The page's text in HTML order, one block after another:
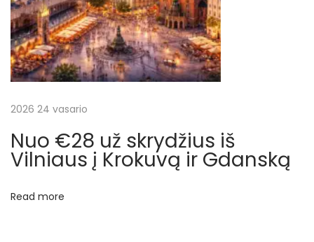
o
n
d
o
o
e
x
1
7
2026 24 vasario
Nuo €28 už skrydžius iš
Vilniaus į Krokuvą ir Gdanską
Read more